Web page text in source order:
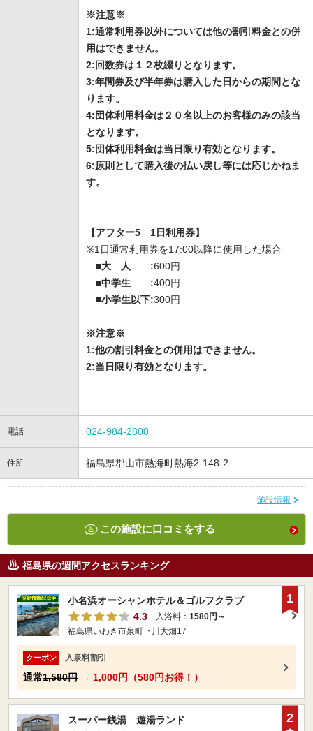
※注意※
1:通常利用券以外については他の割引料金との併
用はできません。
2:回数券は１２枚綴りとなります。
3:年間券及び半年券は購入した日からの期間とな
ります。
4:団体利用料金は２０名以上のお客様のみの該当
となります。
5:団体利用料金は当日限り有効となります。
6:原則として購入後の払い戻し等には応じかねま
す。
【アフター5 1日利用券】
※1日通常利用券を17:00以降に使用した場合
■大 人 :600円
■中学生 :400円
■小学生以下:300円
※注意※
1:他の割引料金との併用はできません。
2:当日限り有効となります。
電話 024-984-2800
住所 福島県郡山市熱海町熱海2-148-2
施設情報
この施設に口コミをする
福島県の週間アクセスランキング
小名浜オーシャンホテル＆ゴルフクラブ
4.3
入浴料： 1580円～
福島県いわき市泉町下川大畑17
クーポン 入泉料割引
通常1,580円 → 1,000円（580円お得！）
1
スーパー銭湯 遊湯ランド
2